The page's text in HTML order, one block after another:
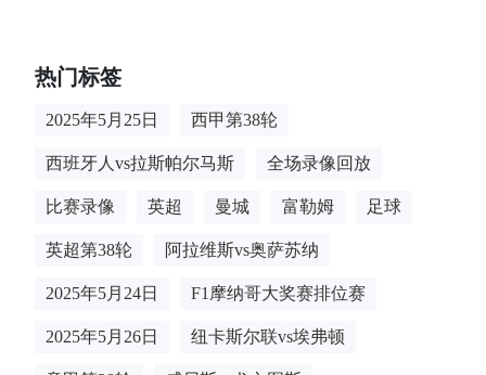
热门标签
2025年5月25日 西甲第38轮
西班牙人vs拉斯帕尔马斯 全场录像回放
比赛录像 英超 曼城 富勒姆 足球
英超第38轮 阿拉维斯vs奥萨苏纳
2025年5月24日 F1摩纳哥大奖赛排位赛
2025年5月26日 纽卡斯尔联vs埃弗顿